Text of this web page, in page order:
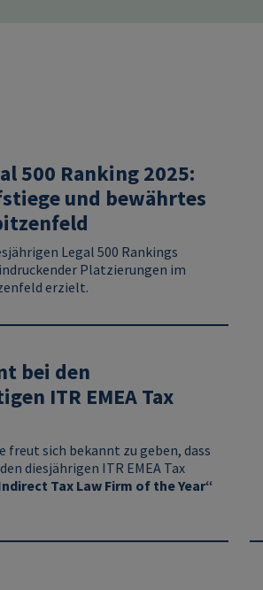
500 Ranking 2025:
und bewährtes
Legal 500 Rankings
Platzierungen im
erzielt.
bei den
ITR EMEA Tax
freut sich bekannt zu geben, dass
diesjährigen ITR EMEA Tax
Tax Law Firm of the Year“